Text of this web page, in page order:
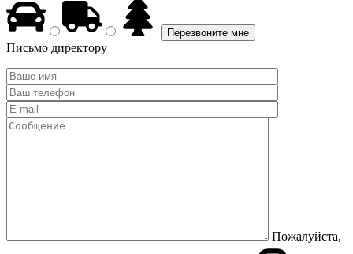
Письмо директору
Пожалуйста,